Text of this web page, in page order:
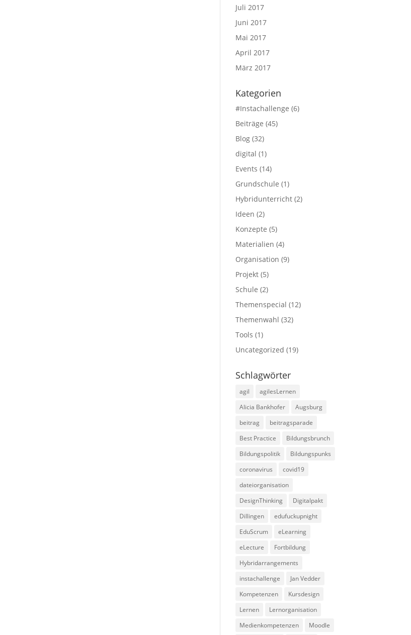
Juli 2017
Juni 2017
Mai 2017
April 2017
März 2017
Kategorien
#Instachallenge (6)
Beiträge (45)
Blog(32)
digital (1)
Events (14)
Grundschule (1)
Hybridunterricht(2)
Ideen (2)
Konzepte (5)
Materialien (4)
Organisation (9)
Projekt(5)
Schule (2)
Themenspecial (12)
Themenwahl (32)
Tools (1)
Uncategorized (19)
Schlagwörter
agil
agilesLernen
Alicia Bankhofer
Augsburg
beitrag
beitragsparade
Best Practice
Bildungsbrunch
Bildungspolitik
Bildungspunks
coronavirus
covid19
dateiorganisation
DesignThinking
Digitalpakt
Dillingen
edufuckupnight
EduScrum
eLearning
eLecture
Fortbildung
Hybridarrangements
instachallenge
Jan Vedder
Kompetenzen
Kursdesign
Lernen
Lernorganisation
Medienkompetenzen
Moodle